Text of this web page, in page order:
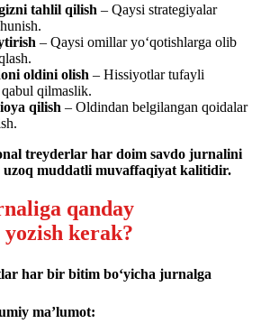
tahlil qilish – Qaysi strategiyalar
– Qaysi omillar yo‘qotishlarga olib
oldini olish – Hissiyotlar tufayli
qabul qilmaslik.
qilish – Oldindan belgilangan qoidalar
treyderlar har doim savdo jurnalini
muddatli muvaffaqiyat kalitidir.
qanday
kerak?
har bir bitim bo‘yicha jurnalga
ma’lumot: